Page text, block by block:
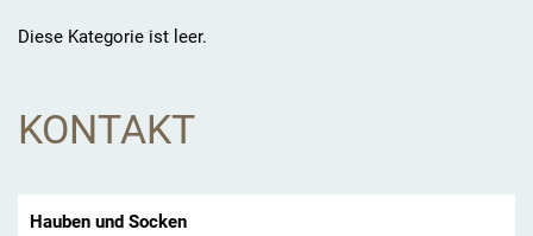
Diese Kategorie ist leer.
KONTAKT
Hauben und Socken